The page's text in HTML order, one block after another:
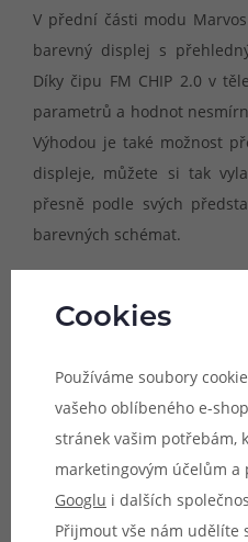
V přední části modu
barevný displej s
Díky čipu FM CHIP 2.0 v
parametrů a hodnot
Výhodou je také možnost
displeje, můžete si tak
přesně podle svých
barevných schémat.
Cookies
Používáme soubory
vašeho oblíbeného e-
stránek vašim potřebám,
marketingovým účelům a
Googlu i dalších
Přijmout vše nám udělíte